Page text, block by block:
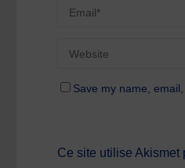
Save my name,
Ce site utilise Akismet